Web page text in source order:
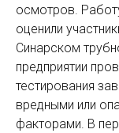
осмотров.
оценили
Синарском
предприятии
тестирования
вредными или
факторами. В